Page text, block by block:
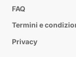
FAQ
Termini e
Privacy